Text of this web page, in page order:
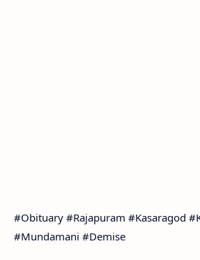
#Obituary #Rajapuram #Kasaragod
#Mundamani #Demise